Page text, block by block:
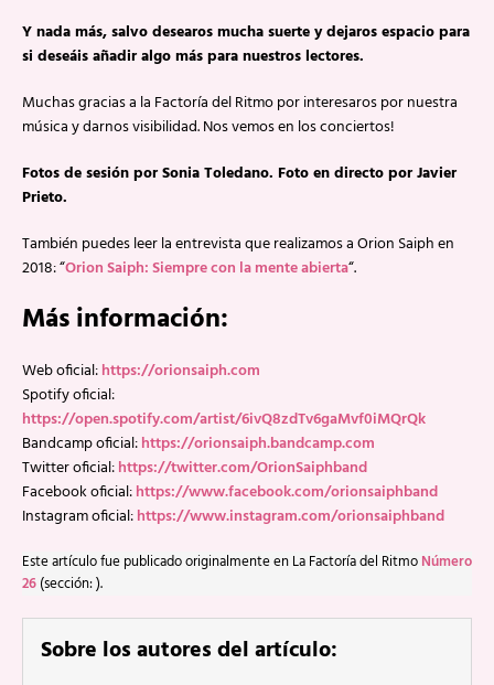
Y nada más, salvo desearos mucha suerte y dejaros espacio para
si deseáis añadir algo más para nuestros lectores.
Muchas gracias a la Factoría del Ritmo por interesaros por nuestra
música y darnos visibilidad. Nos vemos en los conciertos!
Fotos de sesión por Sonia Toledano. Foto en directo por Javier
Prieto.
También puedes leer la entrevista que realizamos a Orion Saiph en
2018: “Orion Saiph: Siempre con la mente abierta“.
Más información:
Web oficial:https://orionsaiph.com
Spotify oficial:
https://open.spotify.com/artist/6ivQ8zdTv6gaMvf0iMQrQk
Bandcamp oficial:https://orionsaiph.bandcamp.com
Twitter oficial:https://twitter.com/OrionSaiphband
Facebook oficial:https://www.facebook.com/orionsaiphband
Instagram oficial:https://www.instagram.com/orionsaiphband
Este artículo fue publicado originalmente en La Factoría del Ritmo Número
26 (sección: ).
Sobre los autores del artículo: